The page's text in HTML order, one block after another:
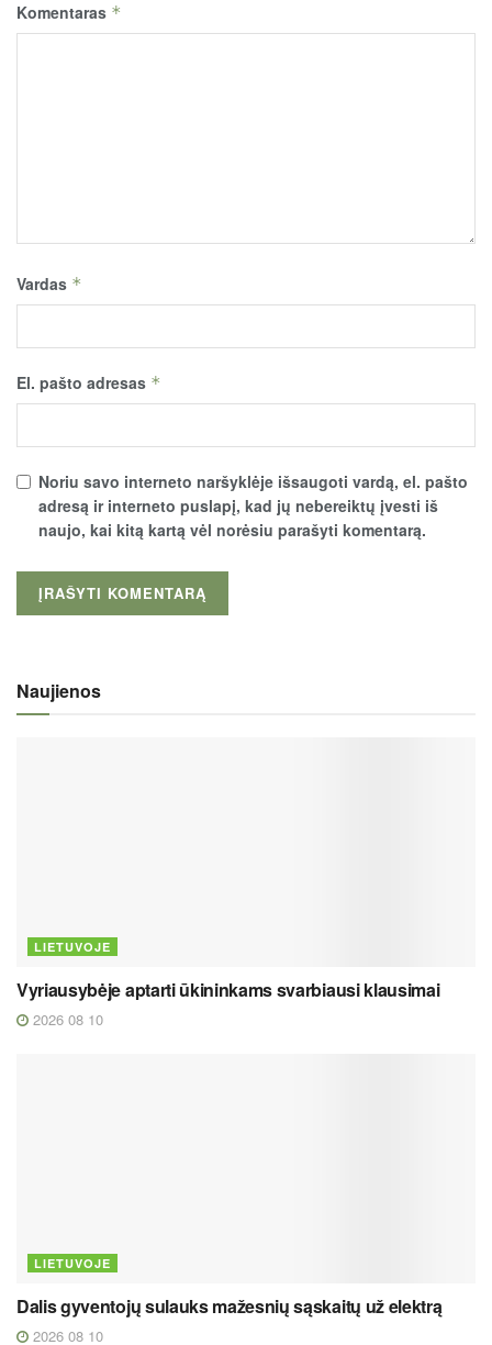
Komentaras *
Vardas *
El. pašto adresas *
Noriu savo interneto naršyklėje išsaugoti vardą, el. pašto
adresą ir interneto puslapį, kad jų nebereiktų įvesti iš
naujo, kai kitą kartą vėl norėsiu parašyti komentarą.
Naujienos
LIETUVOJE
Vyriausybėje aptarti ūkininkams svarbiausi klausimai
2026 08 10
LIETUVOJE
Dalis gyventojų sulauks mažesnių sąskaitų už elektrą
2026 08 10